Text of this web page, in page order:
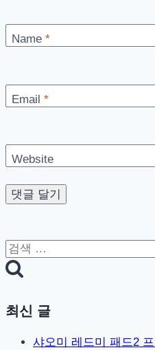
Name *
Email *
Website
검
색:
최신 글
샤오미 레드미 패드2